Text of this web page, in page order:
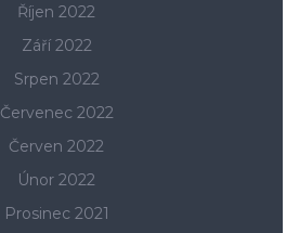
Říjen 2022
Září 2022
Srpen 2022
Červenec 2022
Červen 2022
Únor 2022
Prosinec 2021